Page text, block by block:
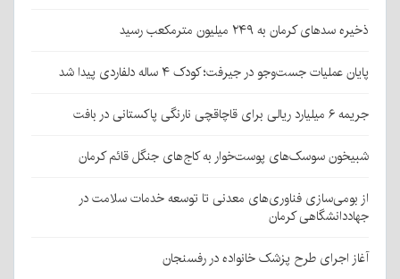
ذخیره سدهای کرمان به ۲۴۹ میلیون مترمکعب رسید
پایان عملیات جست‌وجو در جیرفت؛ کودک ۴ ساله دلفاردی پیدا شد
جریمه ۶ میلیارد ریالی برای قاچاقچی نارنگی پاکستانی در بافت
شبیخون سوسک‌های پوست‌خوار به کاج‌های جنگل قائم کرمان
از بومی‌سازی فناوری‌های معدنی تا توسعه خدمات سلامت در
جهاددانشگاهی کرمان
آغاز اجرای طرح پزشک خانواده در رفسنجان